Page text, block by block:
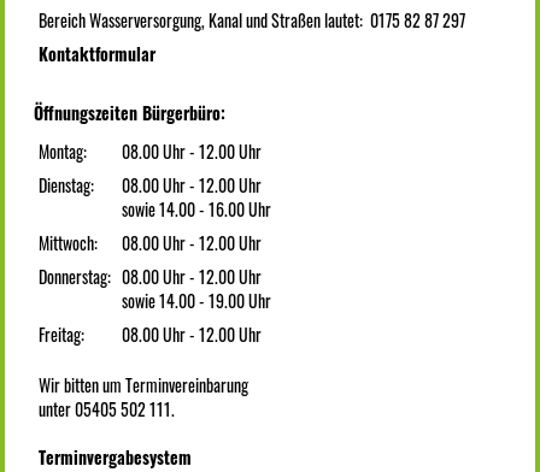
Bereich Wasserversorgung, Kanal und Straßen lautet: 0175 82 87 297
Kontaktformular
Öffnungszeiten Bürgerbüro:
Montag:
08.00 Uhr - 12.00 Uhr
Dienstag:
08.00 Uhr - 12.00 Uhr
sowie 14.00 - 16.00 Uhr
Mittwoch:
08.00 Uhr - 12.00 Uhr
Donnerstag: 08.00 Uhr - 12.00 Uhr
sowie 14.00 - 19.00 Uhr
Freitag:
08.00 Uhr - 12.00 Uhr
Wir bitten um Terminvereinbarung
unter 05405 502 111.
Terminvergabesystem